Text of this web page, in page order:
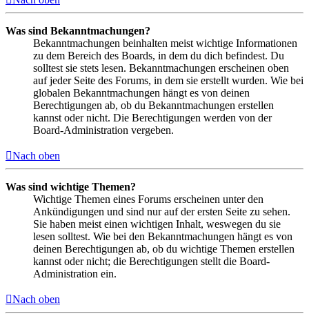
Was sind Bekanntmachungen?
Bekanntmachungen beinhalten meist wichtige Informationen
zu dem Bereich des Boards, in dem du dich befindest. Du
solltest sie stets lesen. Bekanntmachungen erscheinen oben
auf jeder Seite des Forums, in dem sie erstellt wurden. Wie bei
globalen Bekanntmachungen hängt es von deinen
Berechtigungen ab, ob du Bekanntmachungen erstellen
kannst oder nicht. Die Berechtigungen werden von der
Board-Administration vergeben.
Nach oben
Was sind wichtige Themen?
Wichtige Themen eines Forums erscheinen unter den
Ankündigungen und sind nur auf der ersten Seite zu sehen.
Sie haben meist einen wichtigen Inhalt, weswegen du sie
lesen solltest. Wie bei den Bekanntmachungen hängt es von
deinen Berechtigungen ab, ob du wichtige Themen erstellen
kannst oder nicht; die Berechtigungen stellt die Board-
Administration ein.
Nach oben